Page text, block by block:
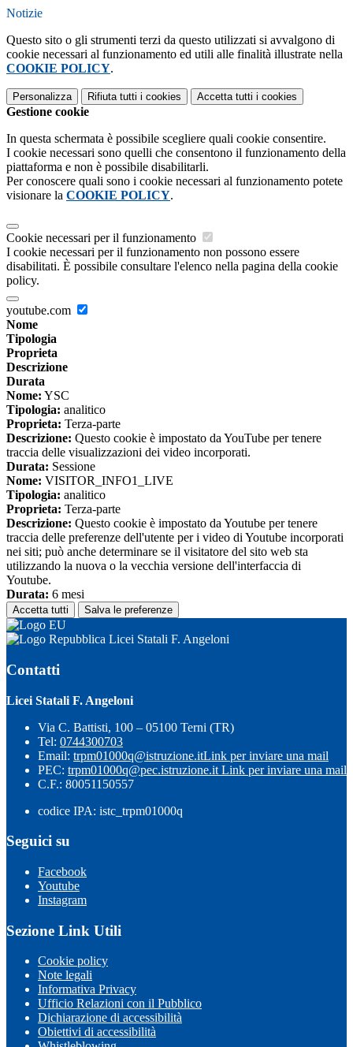
Notizie
Questo sito o gli strumenti terzi da questo utilizzati si avvalgono di
cookie necessari al funzionamento ed utili alle finalità illustrate nella
COOKIE POLICY.
Personalizza Rifiuta tutti i cookies Accetta tutti i cookies
Gestione cookie
In questa schermata è possibile scegliere quali cookie consentire.
I cookie necessari sono quelli che consentono il funzionamento della
piattaforma e non è possibile disabilitarli.
Per conoscere quali sono i cookie necessari al funzionamento potete
visionare la COOKIE POLICY.
Cookie necessari per il funzionamento
I cookie necessari per il funzionamento non possono essere
disabilitati. È possibile consultare l'elenco nella pagina della cookie
policy.
youtube.com
Nome
Tipologia
Proprieta
Descrizione
Durata
Nome: YSC
Tipologia: analitico
Proprieta: Terza-parte
Descrizione: Questo cookie è impostato da YouTube per tenere
traccia delle visualizzazioni dei video incorporati.
Durata: Sessione
Nome: VISITOR_INFO1_LIVE
Tipologia: analitico
Proprieta: Terza-parte
Descrizione: Questo cookie è impostato da Youtube per tenere
traccia delle preferenze dell'utente per i video di Youtube incorporati
nei siti; può anche determinare se il visitatore del sito web sta
utilizzando la nuova o la vecchia versione dell'interfaccia di
Youtube.
Durata: 6 mesi
Accetta tutti Salva le preferenze
Licei Statali F. Angeloni
Contatti
Licei Statali F. Angeloni
Via C. Battisti, 100 – 05100 Terni (TR)
Tel: 0744300703
Email: trpm01000q@istruzione.itLink per inviare una mail
PEC: trpm01000q@pec.istruzione.it Link per inviare una mail
C.F.: 80051150557
codice IPA: istc_trpm01000q
Seguici su
Facebook
Youtube
Instagram
Sezione Link Utili
Cookie policy
Note legali
Informativa Privacy
Ufficio Relazioni con il Pubblico
Dichiarazione di accessibilità
Obiettivi di accessibilità